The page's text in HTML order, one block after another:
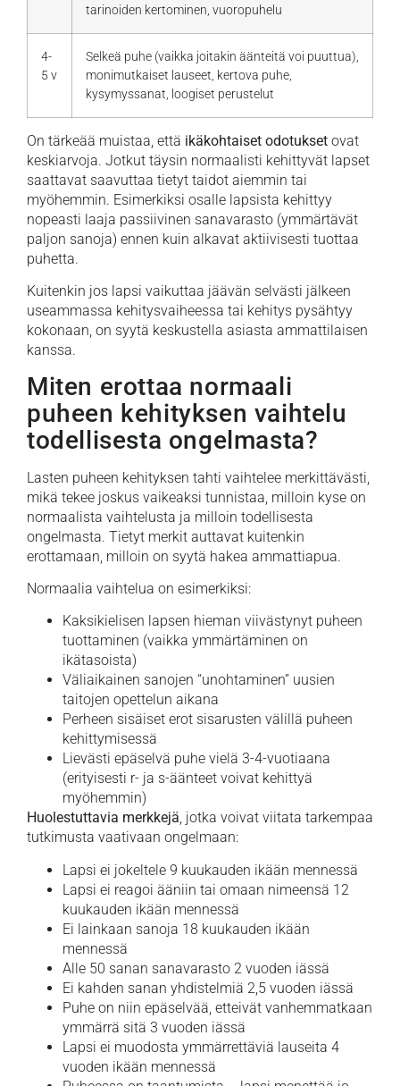
tarinoiden kertominen, vuoropuhelu
4-
5 v
Selkeä puhe (vaikka joitakin äänteitä voi puuttua),
monimutkaiset lauseet, kertova puhe,
kysymyssanat, loogiset perustelut
On tärkeää muistaa, että ikäkohtaiset odotukset ovat
keskiarvoja. Jotkut täysin normaalisti kehittyvät lapset
saattavat saavuttaa tietyt taidot aiemmin tai
myöhemmin. Esimerkiksi osalle lapsista kehittyy
nopeasti laaja passiivinen sanavarasto (ymmärtävät
paljon sanoja) ennen kuin alkavat aktiivisesti tuottaa
puhetta.
Kuitenkin jos lapsi vaikuttaa jäävän selvästi jälkeen
useammassa kehitysvaiheessa tai kehitys pysähtyy
kokonaan, on syytä keskustella asiasta ammattilaisen
kanssa.
Miten erottaa normaali
puheen kehityksen vaihtelu
todellisesta ongelmasta?
Lasten puheen kehityksen tahti vaihtelee merkittävästi,
mikä tekee joskus vaikeaksi tunnistaa, milloin kyse on
normaalista vaihtelusta ja milloin todellisesta
ongelmasta. Tietyt merkit auttavat kuitenkin
erottamaan, milloin on syytä hakea ammattiapua.
Normaalia vaihtelua on esimerkiksi:
Kaksikielisen lapsen hieman viivästynyt puheen
tuottaminen (vaikka ymmärtäminen on
ikätasoista)
Väliaikainen sanojen “unohtaminen” uusien
taitojen opettelun aikana
Perheen sisäiset erot sisarusten välillä puheen
kehittymisessä
Lievästi epäselvä puhe vielä 3-4-vuotiaana
(erityisesti r- ja s-äänteet voivat kehittyä
myöhemmin)
Huolestuttavia merkkejä, jotka voivat viitata tarkempaa
tutkimusta vaativaan ongelmaan:
Lapsi ei jokeltele 9 kuukauden ikään mennessä
Lapsi ei reagoi ääniin tai omaan nimeensä 12
kuukauden ikään mennessä
Ei lainkaan sanoja 18 kuukauden ikään
mennessä
Alle 50 sanan sanavarasto 2 vuoden iässä
Ei kahden sanan yhdistelmiä 2,5 vuoden iässä
Puhe on niin epäselvää, etteivät vanhemmatkaan
ymmärrä sitä 3 vuoden iässä
Lapsi ei muodosta ymmärrettäviä lauseita 4
vuoden ikään mennessä